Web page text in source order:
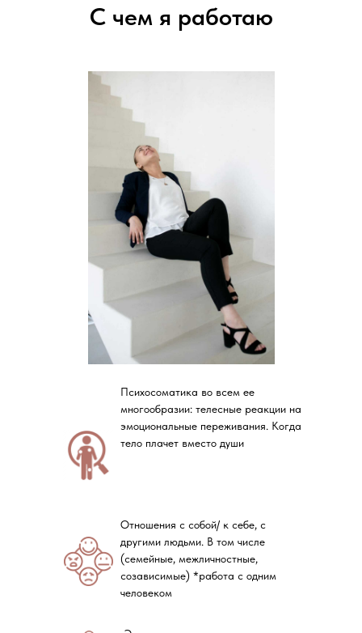
С чем я работаю
Психосоматика во всем ее
многообразии: телесные реакции на
эмоциональные переживания. Когда
тело плачет вместо души
Отношения с собой/ к себе, с
другими людьми. В том числе
(семейные, межличностные,
созависимые) *работа с одним
человеком